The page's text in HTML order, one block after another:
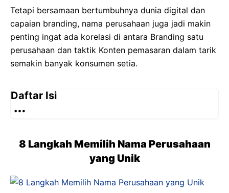
Tetapi bersamaan bertumbuhnya dunia digital dan
capaian branding, nama perusahaan juga jadi makin
penting ingat ada korelasi di antara Branding satu
perusahaan dan taktik Konten pemasaran dalam tarik
semakin banyak konsumen setia.
Daftar Isi
8 Langkah Memilih Nama Perusahaan
yang Unik